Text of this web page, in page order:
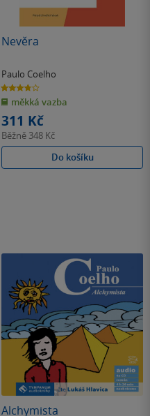
Nevěra
Paulo Coelho
3.7
z
5
hvězdiček
měkká vazba
311 Kč
Běžně 348 Kč
Do košíku
Alchymista